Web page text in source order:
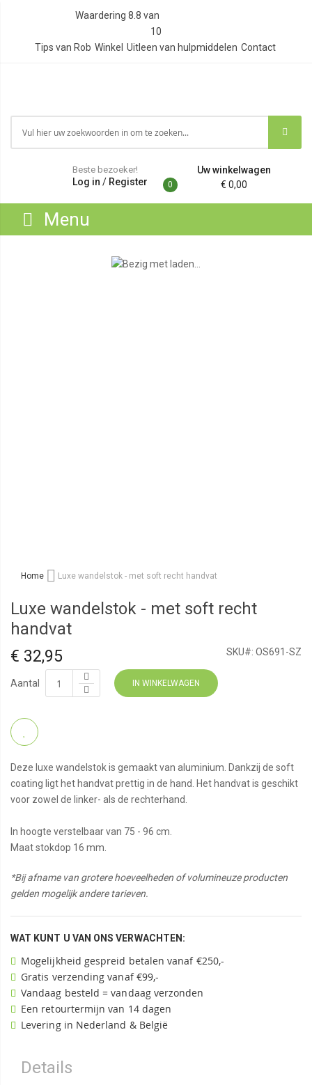
Waardering 8.8 van
10
Tips van Rob Winkel Uitleen van hulpmiddelen Contact
Beste bezoeker!
Log in / Register
Uw winkelwagen
0 € 0,00
Menu
Home Luxe wandelstok - met soft recht handvat
Luxe wandelstok - met soft recht
handvat
SKU#: OS691-SZ
€ 32,95
Aantal IN WINKELWAGEN
Deze luxe wandelstok is gemaakt van aluminium. Dankzij de soft
coating ligt het handvat prettig in de hand. Het handvat is geschikt
voor zowel de linker- als de rechterhand.
In hoogte verstelbaar van 75 - 96 cm.
Maat stokdop 16 mm.
*Bij afname van grotere hoeveelheden of volumineuze producten
gelden mogelijk andere tarieven.
WAT KUNT U VAN ONS VERWACHTEN:
Mogelijkheid gespreid betalen vanaf €250,-
Gratis verzending vanaf €99,-
Vandaag besteld = vandaag verzonden
Een retourtermijn van 14 dagen
Levering in Nederland & België
Details